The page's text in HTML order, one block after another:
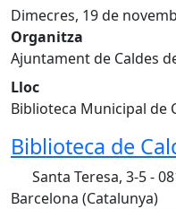
Dimecres, 19 de
Organitza
Ajuntament de Caldes
Lloc
Biblioteca Municipal de
Biblioteca de
Santa Teresa, 3-5 -
Barcelona (Catalunya)